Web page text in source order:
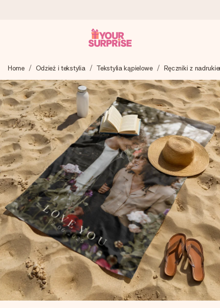
Tworzymy Twój prezent z troską i wysyłamy go w mgnieniu
oka – dzięki czemu możesz go dać dokładnie we
właściwym momencie, kiedy ma to największe znaczenie
4,7 (na podstawie +15 000 opinii)
Nasze prezenty inspirują. Klienci oceniają nas na 4,7 w
Google Reviews.
Darmowy bilecik z życzeniami
Stwórz coś wyjątkowego w zaledwie kilku krokach – z jej
imieniem, swoim zdjęciem lub wiadomością, która naprawdę
poruszy serce. Bez problemu, po prostu ogrom miłości na
tę chwilę.
Home Odzież i tekstylia Tekstylia kąpielowe Ręczniki z